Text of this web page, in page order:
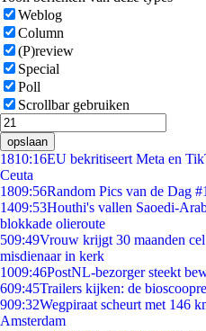
Weblog
Column
(P)review
Special
Poll
Scrollbar gebruiken
opslaan
1810:16EU bekritiseert Meta en
Ceuta
1809:56Random Pics van de Dag
1409:53Houthi's vallen Saoedi-
blokkade olieroute
509:49Vrouw krijgt 30 maanden
misdienaar in kerk
1009:46PostNL-bezorger steekt
609:45Trailers kijken: de
909:32Wegpiraat scheurt met 146
Amsterdam